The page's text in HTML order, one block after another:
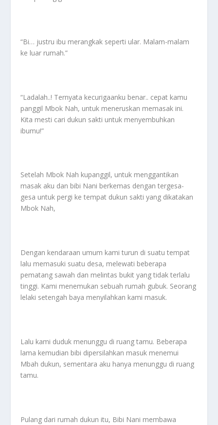
“Bi… justru ibu merangkak seperti ular. Malam-malam
ke luar rumah.”
“Ladalah..! Ternyata kecurigaanku benar.. cepat kamu
panggil Mbok Nah, untuk meneruskan memasak ini.
Kita mesti cari dukun sakti untuk menyembuhkan
ibumu!”
Setelah Mbok Nah kupanggil, untuk menggantikan
masak aku dan bibi Nani berkemas dengan tergesa-
gesa untuk pergi ke tempat dukun sakti yang dikatakan
Mbok Nah,
Dengan kendaraan umum kami turun di suatu tempat
lalu memasuki suatu desa, melewati beberapa
pematang sawah dan melintas bukit yang tidak terlalu
tinggi. Kami menemukan sebuah rumah gubuk. Seorang
lelaki setengah baya menyilahkan kami masuk.
Lalu kami duduk menunggu di ruang tamu. Beberapa
lama kemudian bibi dipersilahkan masuk menemui
Mbah dukun, sementara aku hanya menunggu di ruang
tamu.
Pulang dari rumah dukun itu, Bibi Nani membawa